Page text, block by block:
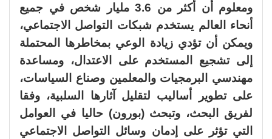
ومعلوم أن أكثر من 3.6 مليار شخص في جميع
أنحاء العالم يستخدم شبكات التواصل الاجتماعي،
ويمكن أن تؤدي زيادة الوعي بمخاطرها المحتملة
إلى تشجيع المستخدم على الاعتدال، ومساعدة
مهندسي البرمجيات والمعلمين وصناع السياسات،
على تطوير أساليب لتقليل آثارها السلبية، وفقا
لفريق البحث، وتبحث (بورون) حاليا في العوامل
التي تؤثر على إدمان وسائل التواصل الاجتماعي